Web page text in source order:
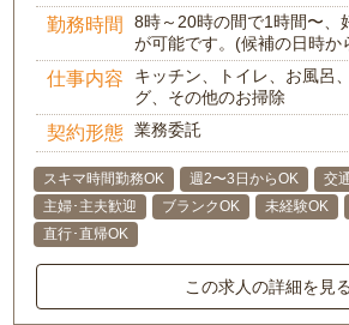
勤務時間
8時～20時の間で1時間〜、
が可能です。(候補の日時か
仕事内容
キッチン、トイレ、お風呂
グ、その他のお掃除
契約形態 業務委託
スキマ時間勤務OK 週2〜3日からOK
交
主婦･主夫歓迎
ブランクOK 未経験OK
直行･直帰OK
この求人の詳細を見